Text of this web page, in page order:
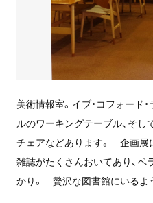
美術情報室。イブ・コフォード
ルのワーキングテーブル、そし
チェアなどあります。 企画展
雑誌がたくさんおいてあり、
かり。 贅沢な図書館にいるよ